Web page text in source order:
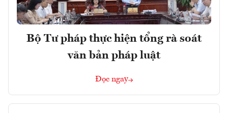
Bộ Tư pháp thực hiện tổng rà soát
văn bản pháp luật
Đọc ngay